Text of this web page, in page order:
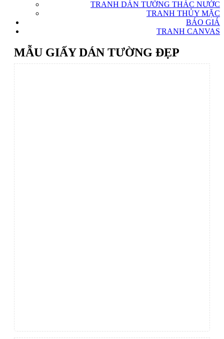
TRANH DÁN TƯỜNG THÁC NƯỚC
TRANH THỦY MẶC
BÁO GIÁ
TRANH CANVAS
MẪU GIẤY DÁN TƯỜNG ĐẸP